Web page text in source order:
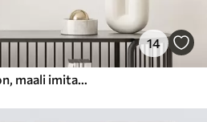
14
Abstraktne kompositsioon, maali imitatsioon